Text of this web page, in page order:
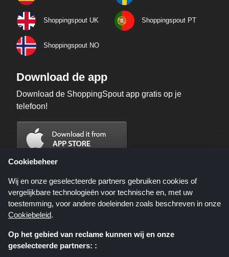
Shoppingspout UK Shoppingspout PT
Shoppingspout NO
Download de app
Download de ShoppingSpout app gratis op je
telefoon!
Shoppingspout.nl is een website die u deals, kortingen en kortingscodes
Cookiebeheer
Wij en onze geselecteerde partners gebruiken cookies of
vergelijkbare technologieën voor technische en, met uw
toestemming, voor andere doeleinden zoals beschreven in onze
Cookiebeleid.
Op het gebied van reclame kunnen wij en onze
geselecteerde partners: :